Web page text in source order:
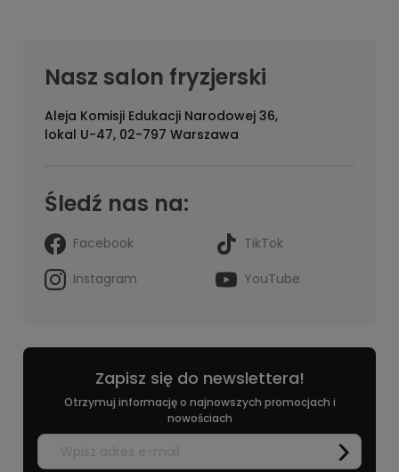
Nasz salon fryzjerski
Aleja Komisji Edukacji Narodowej 36,
lokal U-47, 02-797 Warszawa
Śledź nas na:
Facebook
TikTok
Instagram
YouTube
Zapisz się do newslettera!
Otrzymuj informację o najnowszych promocjach i
nowościach